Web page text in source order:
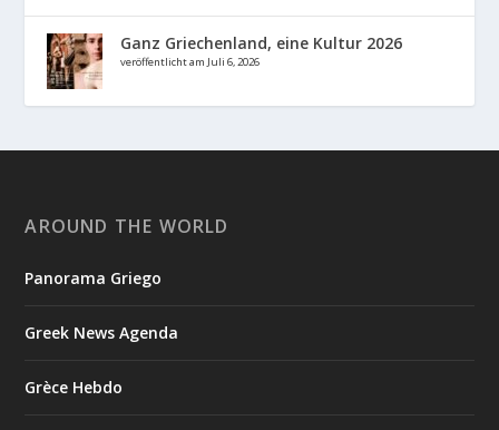
Ganz Griechenland, eine Kultur 2026
veröffentlicht am Juli 6, 2026
AROUND THE WORLD
Panorama Griego
Greek News Agenda
Grèce Hebdo